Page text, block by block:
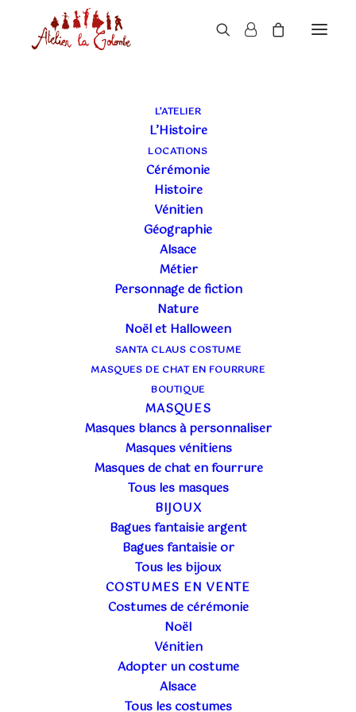
L’ATELIER
L’Histoire
LOCATIONS
Cérémonie
Histoire
Vénitien
Géographie
Alsace
Métier
Personnage de fiction
Nature
Noël et Halloween
SANTA CLAUS COSTUME
MASQUES DE CHAT EN FOURRURE
BOUTIQUE
MASQUES
Masques blancs à personnaliser
Masques vénitiens
Masques de chat en fourrure
Tous les masques
BIJOUX
Bagues fantaisie argent
Bagues fantaisie or
Tous les bijoux
COSTUMES EN VENTE
Costumes de cérémonie
Noël
Vénitien
Adopter un costume
Alsace
Tous les costumes
BAGUE ROSA
DORÉE STRASS